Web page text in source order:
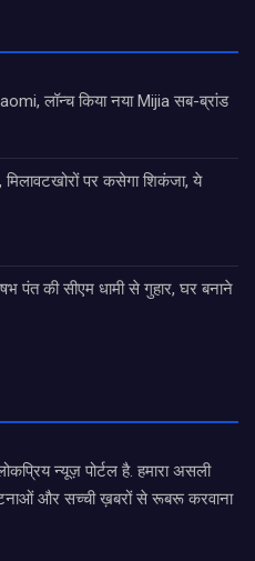
लॉन्च किया नया Mijia सब-ब्रांड
पर कसेगा शिकंजा, ये
की सीएम धामी से गुहार, घर बनाने
न्यूज़ पोर्टल है. हमारा असली
और सच्ची ख़बरों से रूबरू करवाना